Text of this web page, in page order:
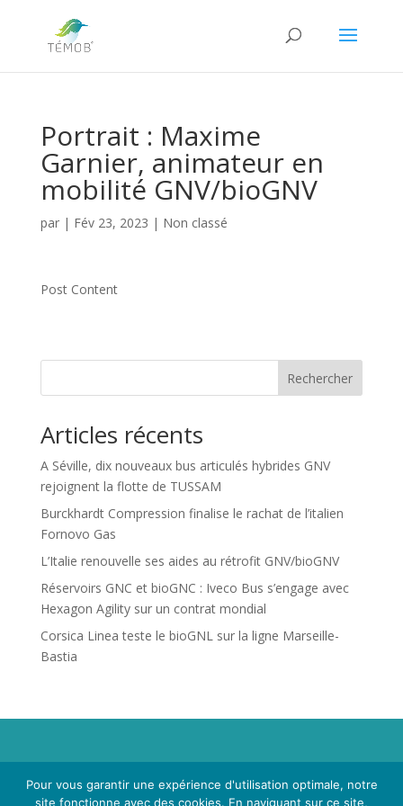
Portrait : Maxime
Garnier, animateur en
mobilité GNV/bioGNV
par | Fév 23, 2023 | Non classé
Post Content
Rechercher
Articles récents
A Séville, dix nouveaux bus articulés hybrides GNV
rejoignent la flotte de TUSSAM
Burckhardt Compression finalise le rachat de l’italien
Fornovo Gas
L’Italie renouvelle ses aides au rétrofit GNV/bioGNV
Réservoirs GNC et bioGNC : Iveco Bus s’engage avec
Hexagon Agility sur un contrat mondial
Corsica Linea teste le bioGNL sur la ligne Marseille-
Bastia
Propriété de Territoire d'Energie Lot-et-Garonne. Voir
Mentions LégalesetPolitique de Confidentialité.
Pour vous garantir une expérience d'utilisation optimale, notre
site fonctionne avec des cookies. En naviguant sur ce site,